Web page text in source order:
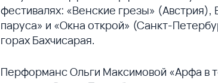
фестивалях: «Венские грезы»
паруса» и «Окна открой» (Санкт-
горах Бахчисарая.
Перформанс Ольги Максимовой «Арфа в